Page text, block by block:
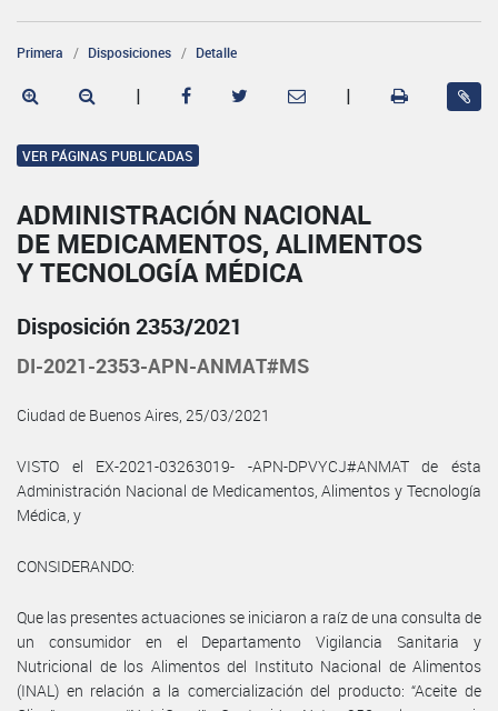
Primera Disposiciones Detalle
| |
VER PÁGINAS PUBLICADAS
ADMINISTRACIÓN NACIONAL
DE MEDICAMENTOS, ALIMENTOS
Y TECNOLOGÍA MÉDICA
Disposición 2353/2021
DI-2021-2353-APN-ANMAT#MS
Ciudad de Buenos Aires, 25/03/2021
VISTO el EX-2021-03263019- -APN-DPVYCJ#ANMAT de ésta
Administración Nacional de Medicamentos, Alimentos y Tecnología
Médica, y
CONSIDERANDO:
Que las presentes actuaciones se iniciaron a raíz de una consulta de
un consumidor en el Departamento Vigilancia Sanitaria y
Nutricional de los Alimentos del Instituto Nacional de Alimentos
(INAL) en relación a la comercialización del producto: “Aceite de